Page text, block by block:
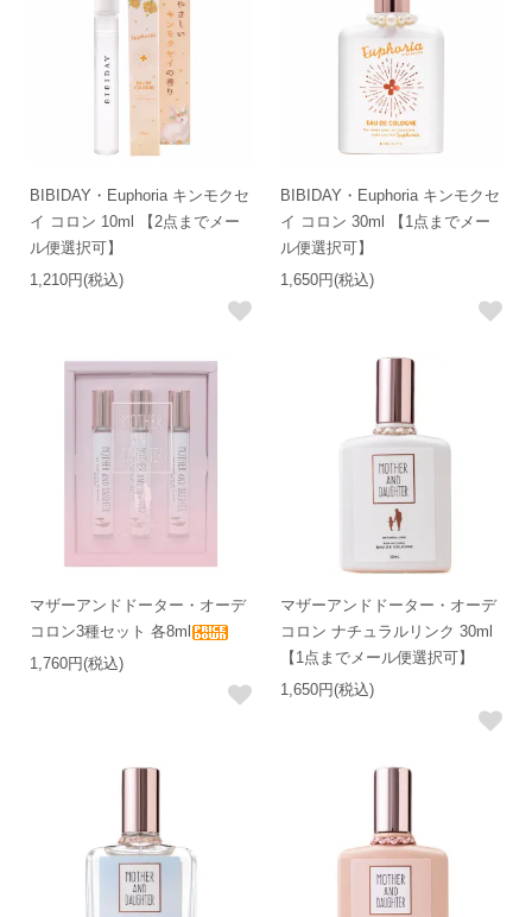
BIBIDAY・Euphoria キンモクセ
イ コロン 10ml 【2点までメー
ル便選択可】
1,210円(税込)
BIBIDAY・Euphoria キンモクセ
イ コロン 30ml 【1点までメー
ル便選択可】
1,650円(税込)
マザーアンドドーター・オーデ
コロン3種セット 各8ml
1,760円(税込)
マザーアンドドーター・オーデ
コロン ナチュラルリンク 30ml
【1点までメール便選択可】
1,650円(税込)